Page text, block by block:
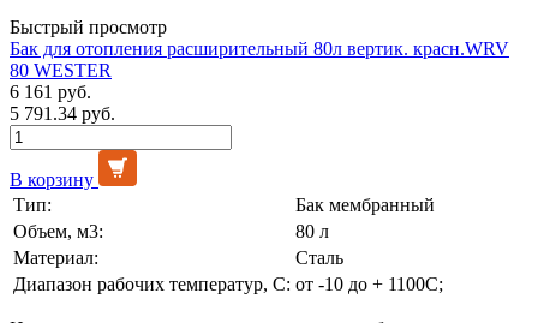
Быстрый просмотр
Бак для отопления расширительный 80л вертик. красн.WRV
80 WESTER
6 161 руб.
5 791.34 руб.
В корзину
Тип:
Бак мембранный
Объем, м3:
80 л
Материал:
Сталь
Диапазон рабочих температур, С: от -10 до + 1100С;